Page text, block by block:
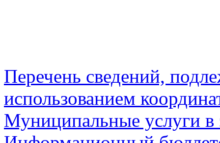
Перечень сведений,
использованием
Муниципальные услуги в